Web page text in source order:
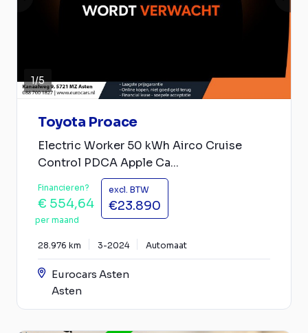
1/5
Toyota Proace
Electric Worker 50 kWh Airco Cruise
Control PDCA Apple Ca...
Financieren?
€ 554,64
per maand
excl. BTW
€23.890
28.976 km 3-2024 Automaat
Eurocars Asten
Asten